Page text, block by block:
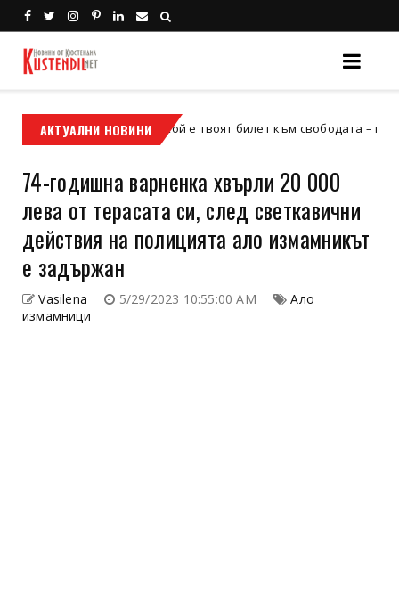
АКТУАЛНИ НОВИНИ
кросов мотор Кой е твоят билет към свободата – кросовият
74-годишна варненка хвърли 20 000
лева от терасата си, след светкавични
действия на полицията ало измамникът
е задържан
Vasilena 5/29/2023 10:55:00 AM
Ало
измамници